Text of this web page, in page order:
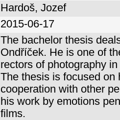
Hardoš, Jozef
2015-06-17
The bachelor thesis
Ondříček. He is one of
rectors of photography
The thesis is focused on
cooperation with other
his work by emotions
films.